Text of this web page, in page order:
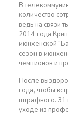
В
количество
ведь на связи
2014 года
мюнхенской
сезон в
чемпионов и
После
года, чтобы
штрафного. 31
уходе из